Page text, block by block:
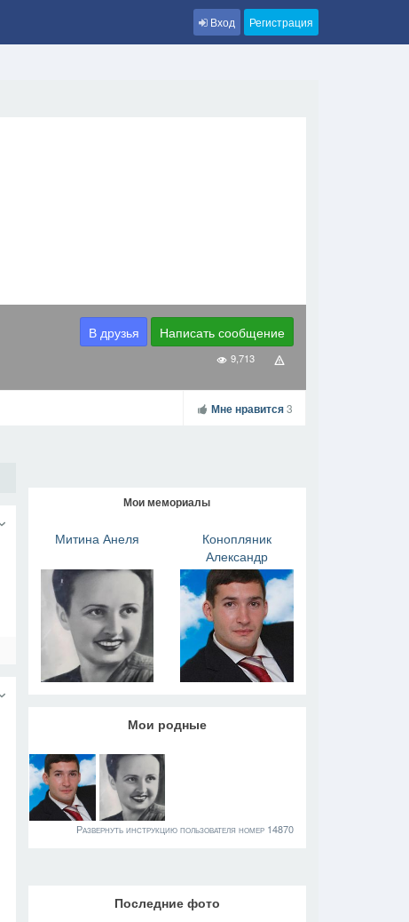
Вход Регистрация
В друзья Написать сообщение
9,713
Мне нравится3
Мои мемориалы
Митина Анеля
Конопляник
Александр
Мои родные
Развернуть инструкцию пользователя номер 14870
Последние фото